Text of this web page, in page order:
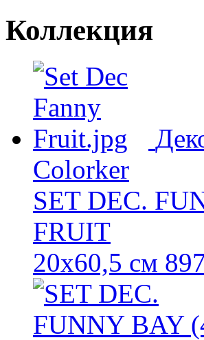
Коллекция
Colorker
SET DEC.
FRUIT
20x60,5 см